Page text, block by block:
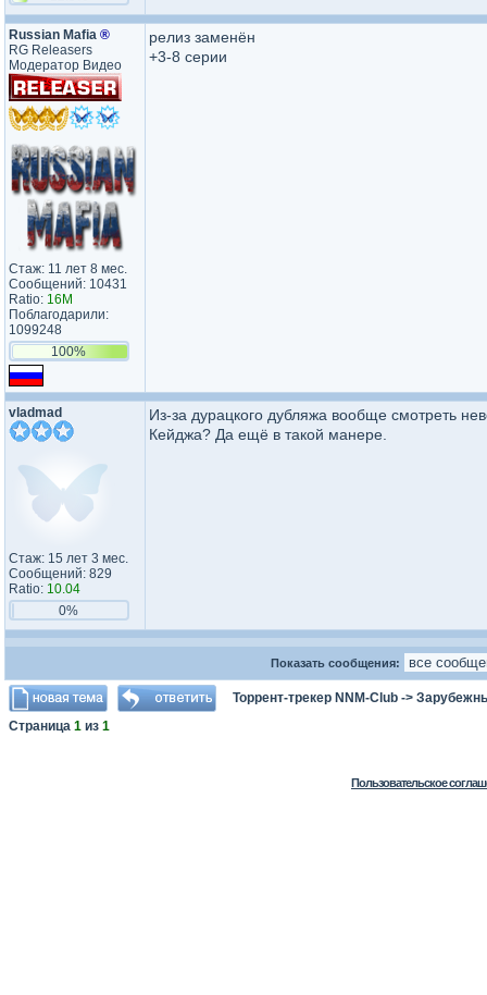
Russian Mafia ®
RG Releasers
Модератор Видео
Стаж: 11 лет 8 мес.
Сообщений: 10431
Ratio: 16M
Поблагодарили:
1099248
100%
релиз заменён
+3-8 серии
vladmad
Стаж: 15 лет 3 мес.
Сообщений: 829
Ratio: 10.04
0%
Из-за дурацкого дубляжа вообще смотреть
Кейджа? Да ещё в такой манере.
Показать сообщения:
Торрент-трекер NNM-Club ->
Страница 1 из 1
Пользовательское